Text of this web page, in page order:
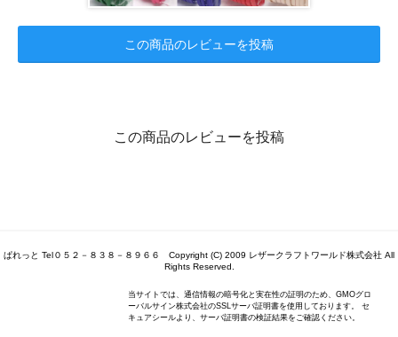
この商品のレビューを投稿
この商品のレビューを投稿
ぱれっと Tel０５２－８３８－８９６６ Copyright (C) 2009 レザークラフトワールド株式会社 All
Rights Reserved.
当サイトでは、通信情報の暗号化と実在性の証明のため、GMOグロ
ーバルサイン株式会社のSSLサーバ証明書を使用しております。 セ
キュアシールより、サーバ証明書の検証結果をご確認ください。